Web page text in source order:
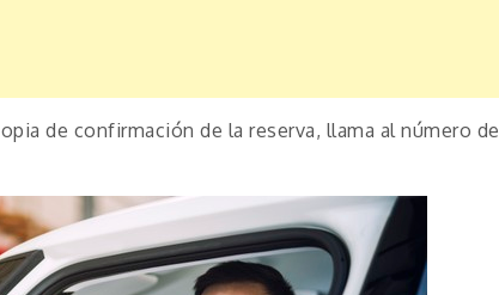
de confirmación de la reserva, llama al número de